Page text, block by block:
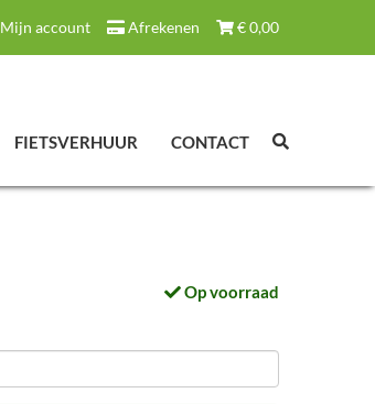
€0,00
Afrekenen
account
FIETSVERHUUR CONTACT
Op voorraad